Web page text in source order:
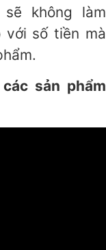
không làm
với số tiền mà
sản phẩm